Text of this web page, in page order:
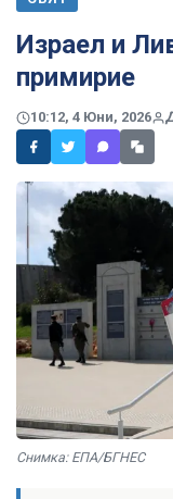
Израел и
примирие
10:12, 4 Юни, 2026
Снимка: ЕПА/БГНЕС